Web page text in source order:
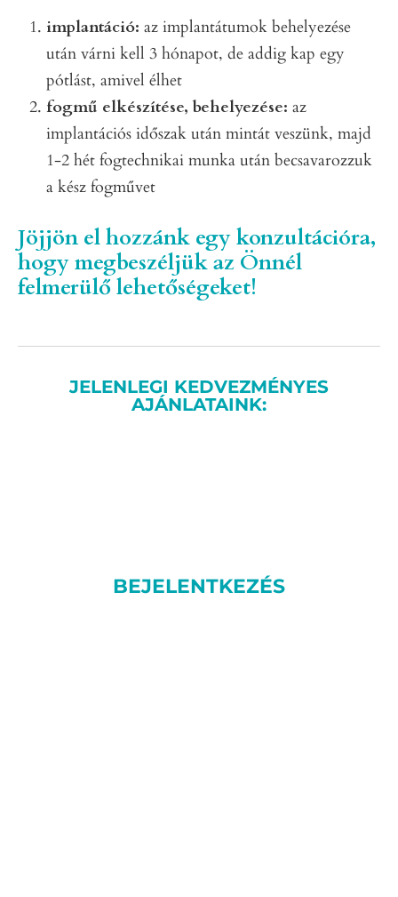
implantáció: az implantátumok behelyezése
után várni kell 3 hónapot, de addig kap egy
pótlást, amivel élhet
fogmű elkészítése, behelyezése: az
implantációs időszak után mintát veszünk, majd
1-2 hét fogtechnikai munka után becsavarozzuk
a kész fogművet
Jöjjön el hozzánk egy konzultációra,
hogy megbeszéljük az Önnél
felmerülő lehetőségeket!
JELENLEGI KEDVEZMÉNYES
AJÁNLATAINK:
BEJELENTKEZÉS